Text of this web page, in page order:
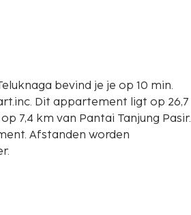
bevind je je op 10 min.
op 26,7
7,4 km van Pantai Tanjung Pasir.
Afstanden worden